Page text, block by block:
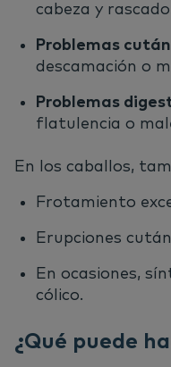
cabeza y
Problemas
descamación o
Problemas
flatulencia o
En los caballos,
Frotamiento
Erupciones
En ocasiones,
cólico.
¿Qué puede